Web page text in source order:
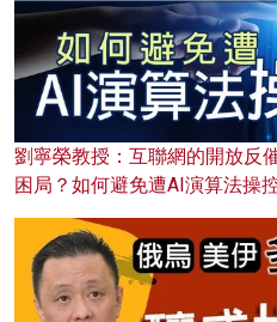
劉寧榮教授：互聯網的開放反
困局？如何避免遭AI演算法操